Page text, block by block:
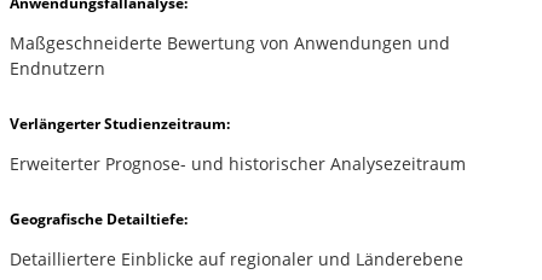
Maßgeschneiderte Bewertung von Anwendungen und
Endnutzern
Verlängerter Studienzeitraum:
Erweiterter Prognose- und historischer Analysezeitraum
Geografische Detailtiefe:
Detailliertere Einblicke auf regionaler und Länderebene